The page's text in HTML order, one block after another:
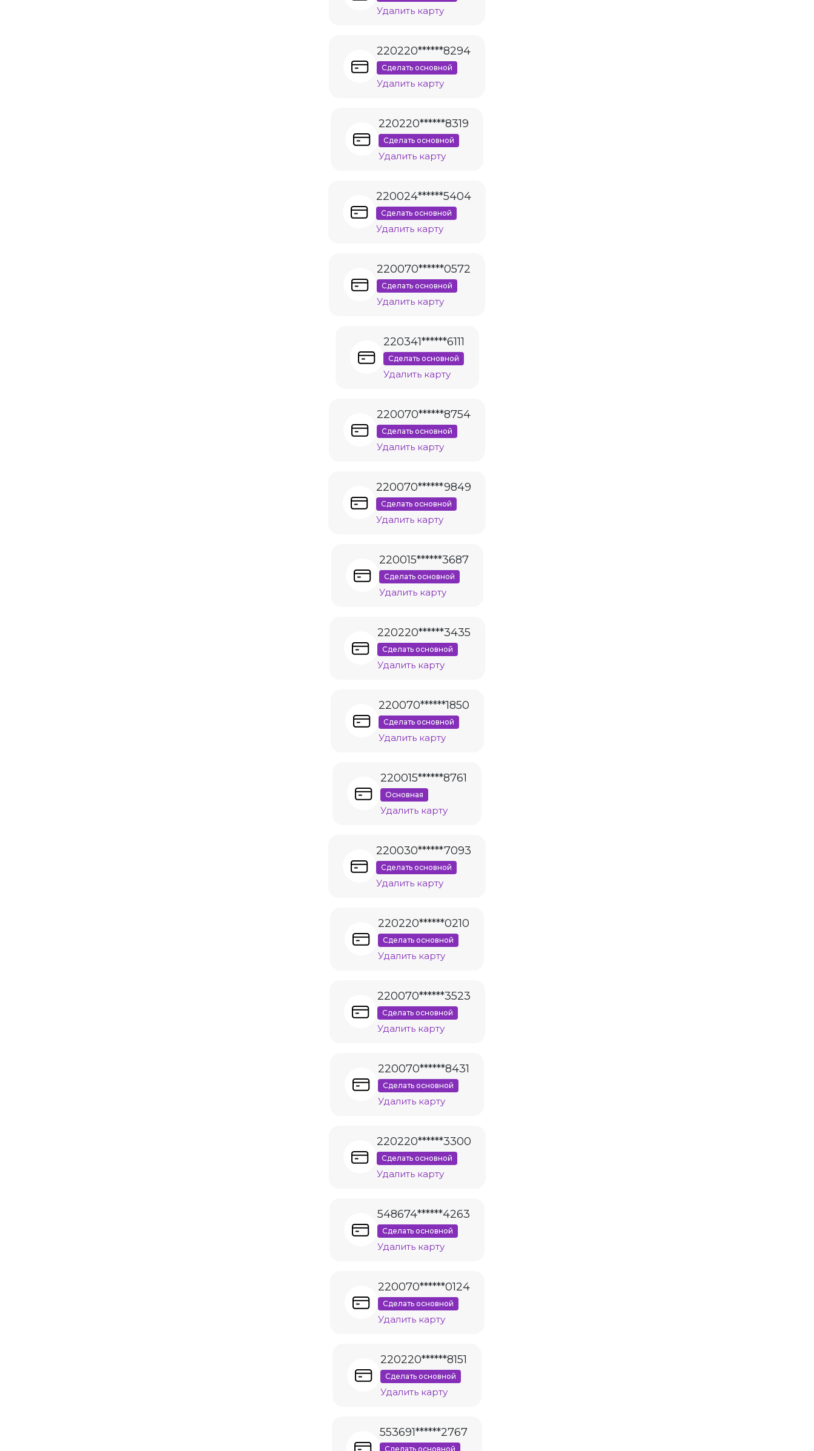
Удалить карту
220220******8294
Сделать основной
Удалить карту
220220******8319
Сделать основной
Удалить карту
220024******5404
Сделать основной
Удалить карту
220070******0572
Сделать основной
Удалить карту
220341******6111
Сделать основной
Удалить карту
220070******8754
Сделать основной
Удалить карту
220070******9849
Сделать основной
Удалить карту
220015******3687
Сделать основной
Удалить карту
220220******3435
Сделать основной
Удалить карту
220070******1850
Сделать основной
Удалить карту
220015******8761
Основная
Удалить карту
220030******7093
Сделать основной
Удалить карту
220220******0210
Сделать основной
Удалить карту
220070******3523
Сделать основной
Удалить карту
220070******8431
Сделать основной
Удалить карту
220220******3300
Сделать основной
Удалить карту
548674******4263
Сделать основной
Удалить карту
220070******0124
Сделать основной
Удалить карту
220220******8151
Сделать основной
Удалить карту
553691******2767
Сделать основной